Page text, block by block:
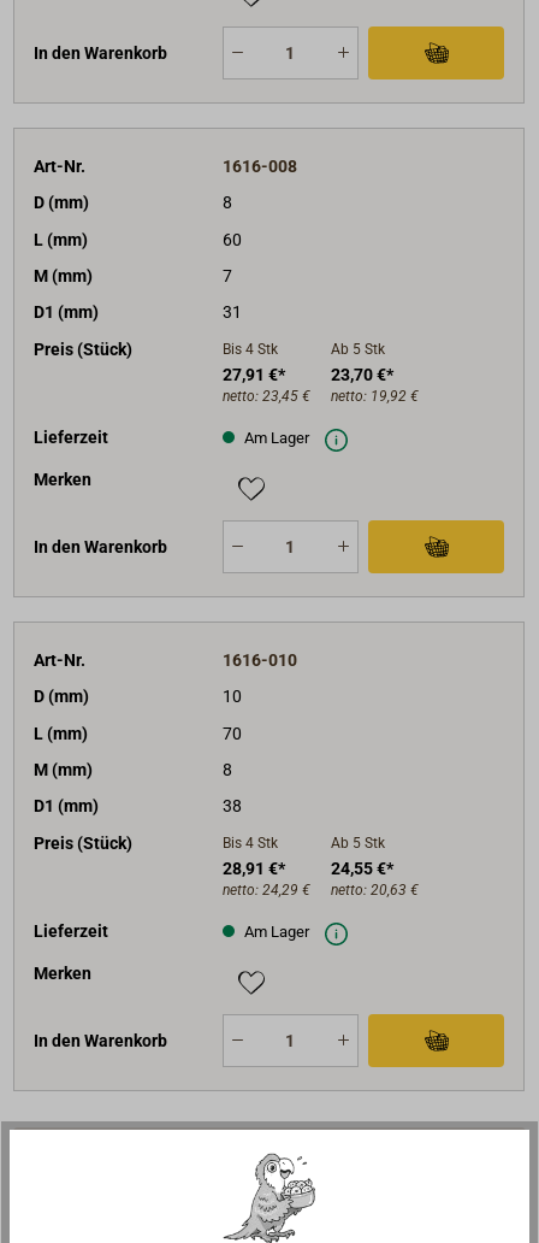
In den Warenkorb
Art-Nr.
1616-008
D (mm)
8
L (mm)
60
M (mm)
7
D1 (mm)
31
Preis (Stück)
Bis 4 Stk
27,91 €*
netto: 23,45 €
Ab 5 Stk
23,70 €*
netto: 19,92 €
Lieferzeit Am Lager
Merken
In den Warenkorb
Art-Nr.
1616-010
D (mm)
10
L (mm)
70
M (mm)
8
D1 (mm)
38
Preis (Stück)
Bis 4 Stk
28,91 €*
netto: 24,29 €
Ab 5 Stk
24,55 €*
netto: 20,63 €
Lieferzeit Am Lager
Merken
In den Warenkorb